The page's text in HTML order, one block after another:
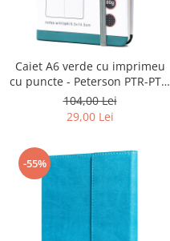
Caiet A6 verde cu imprimeu
cu puncte - Peterson PTR-PTN
NOT-6-KP-54-9294
104,00 Lei
29,00 Lei
-55%